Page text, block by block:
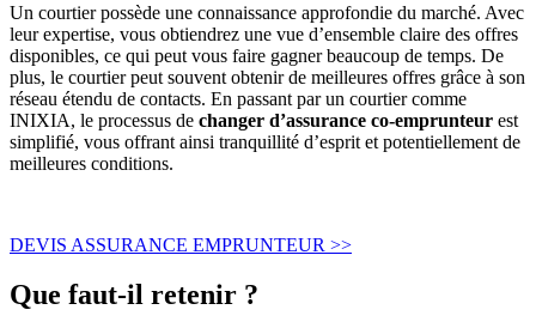
Un courtier possède une connaissance approfondie du marché. Avec
leur expertise, vous obtiendrez une vue d’ensemble claire des offres
disponibles, ce qui peut vous faire gagner beaucoup de temps. De
plus, le courtier peut souvent obtenir de meilleures offres grâce à son
réseau étendu de contacts. En passant par un courtier comme
INIXIA, le processus de changer d’assurance co-emprunteur est
simplifié, vous offrant ainsi tranquillité d’esprit et potentiellement de
meilleures conditions.
DEVIS ASSURANCE EMPRUNTEUR >>
Que faut-il retenir ?